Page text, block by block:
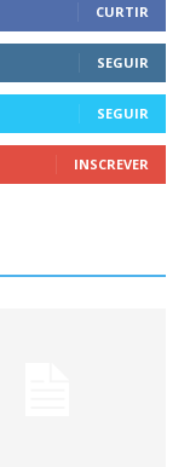
CURTIR
SEGUIR
SEGUIR
INSCREVER